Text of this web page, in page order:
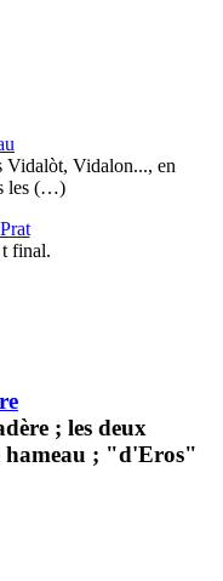
Vidalòt, Vidalon..., en
les (…)
final.
; les deux
hameau ; "d'Eros"